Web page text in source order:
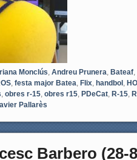
Monclús, Andreu Prunera, Bateaf,
, festa major Batea, Flix, handbol,
, obres r-15, obres r15, PDeCat, R-15,
Pallarès
Barbero (28-